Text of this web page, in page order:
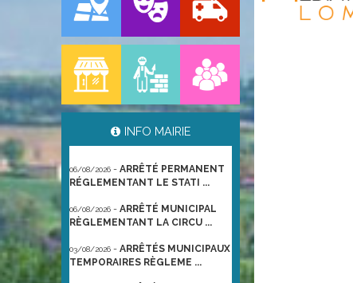
INFO MAIRIE
GESTION DES POPULATIONS ...
RÉGLEMENTANT LE STATI ...
RÈGLEMENTANT LA CIRCU ...
TEMPORAIRES RÈGLEME ...